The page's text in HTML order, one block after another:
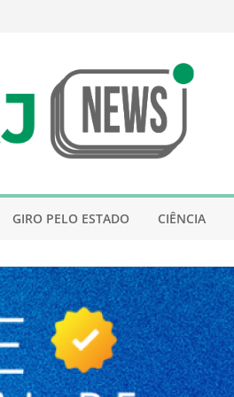
GIRO PELO ESTADO CIÊNCIA